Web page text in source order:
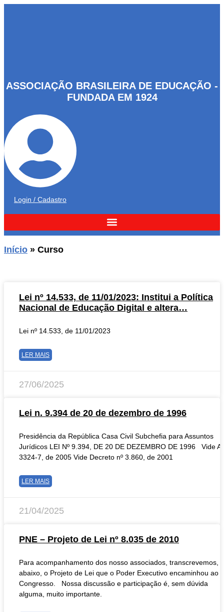
ASSOCIAÇÃO BRASILEIRA DE EDUCAÇÃO -
FUNDADA EM 1924
Login / Cadastro
Início » Curso
Lei nº 14.533, de 11/01/2023: Institui a Política
Nacional de Educação Digital e altera…
Lei nº 14.533, de 11/01/2023
LER MAIS
27/06/2025
Lei n. 9.394 de 20 de dezembro de 1996
Presidência da República Casa Civil Subchefia para Assuntos
Jurídicos LEI Nº 9.394, DE 20 DE DEZEMBRO DE 1996 Vide
3324-7, de 2005 Vide Decreto nº 3.860, de 2001
LER MAIS
21/04/2025
PNE – Projeto de Lei nº 8.035 de 2010
Para acompanhamento dos nosso associados, transcrevemos,
abaixo, o Projeto de Lei que o Poder Executivo encaminhou ao
Congresso. Nossa discussão e participação é, sem dúvida
alguma, muito importante.